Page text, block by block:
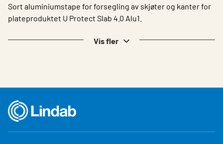
Kontakt oss
Sort aluminiumstape for forsegling av skjøter og kanter for
plateproduktet U Protect Slab 4.0 Alu1.
Vis fler